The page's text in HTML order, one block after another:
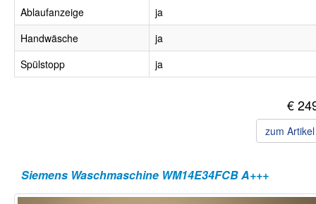
Ablaufanzeige
ja
Handwäsche
ja
Spülstopp
ja
€
zum
Siemens Waschmaschine WM14E34FCB A+++